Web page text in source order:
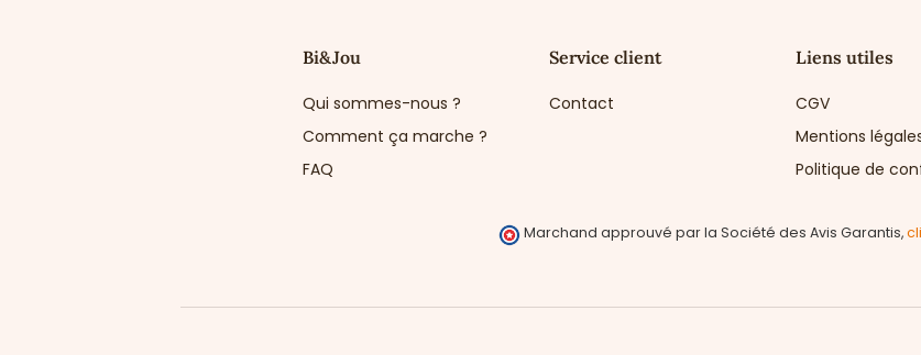
Bi&Jou
Qui sommes-nous ?
Comment ça marche ?
FAQ
Service client
Contact
Liens utiles
CGV
Mentions
Politique de
Marchand approuvé par la Société des Avis Garantis,